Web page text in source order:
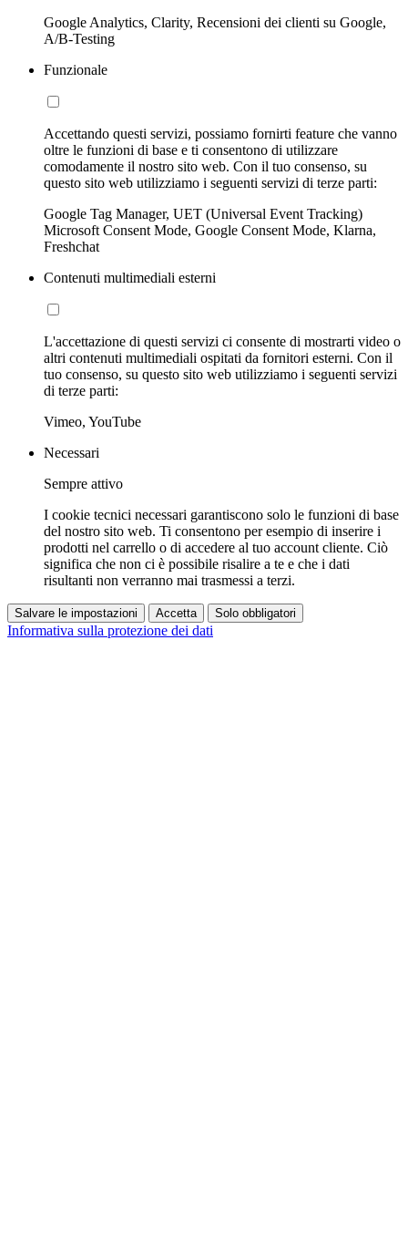
Google Analytics, Clarity, Recensioni dei clienti su Google,
A/B-Testing
Funzionale
Accettando questi servizi, possiamo fornirti feature che vanno
oltre le funzioni di base e ti consentono di utilizzare
comodamente il nostro sito web. Con il tuo consenso, su
questo sito web utilizziamo i seguenti servizi di terze parti:
Google Tag Manager, UET (Universal Event Tracking)
Microsoft Consent Mode, Google Consent Mode, Klarna,
Freshchat
Contenuti multimediali esterni
L'accettazione di questi servizi ci consente di mostrarti video o
altri contenuti multimediali ospitati da fornitori esterni. Con il
tuo consenso, su questo sito web utilizziamo i seguenti servizi
di terze parti:
Vimeo, YouTube
Necessari
Sempre attivo
I cookie tecnici necessari garantiscono solo le funzioni di base
del nostro sito web. Ti consentono per esempio di inserire i
prodotti nel carrello o di accedere al tuo account cliente. Ciò
significa che non ci è possibile risalire a te e che i dati
risultanti non verranno mai trasmessi a terzi.
Salvare le impostazioni Accetta Solo obbligatori
Informativa sulla protezione dei dati